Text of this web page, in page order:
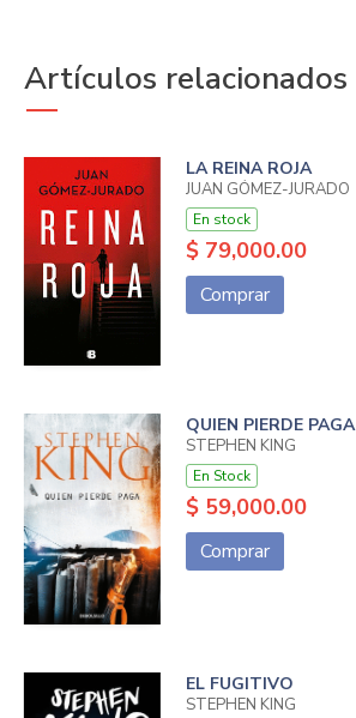
Artículos relacionados
LA REINA ROJA
JUAN GÓMEZ-JURADO
En stock
$ 79,000.00
Comprar
QUIEN PIERDE PAGA
STEPHEN KING
En Stock
$ 59,000.00
Comprar
EL FUGITIVO
STEPHEN KING